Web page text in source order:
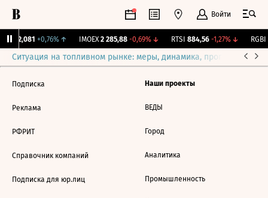
Войти
12,081 +0,76%↑ IMOEX 2 285,88 -0,69%↓ RTSI 884,56 -1,27%↓ RGBI
Ситуация на топливном рынке: меры, динамика, прогнозы
Подписка
Реклама
РФРИТ
Справочник компаний
Подписка для юр.лиц
Наши проекты
ВЕДЫ
Город
Аналитика
Промышленность